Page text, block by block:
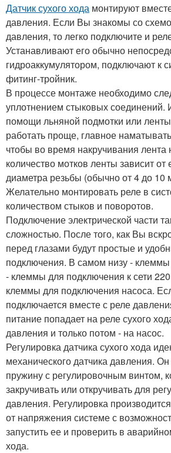
Датчик сухого хода монтируют
давления. Если Вы знакомы со
давления, то легко подключите и
Устанавливают его обычно
гидроаккумулятором, подключают к
фитинг-тройник.
В процессе монтаже необходимо
уплотнением стыковых соединений.
помощи льняной подмотки или
работать проще, главное
чтобы во время накручивания лента
количество мотков ленты зависит
диаметра резьбы (обычно от 4 до 10
Желательно монтировать реле в
количеством стыков и поворотов.
Подключение электрической части
сложностью. После того, как Вы
перед глазами будут простые и
подключения. В самом низу -
- клеммы для подключения к сети
клеммы для подключения насоса.
подключается вместе с реле
питание попадает на реле сухого
давления и только потом - на насос.
Регулировка датчика сухого хода
механического датчика давления.
пружину с регулировочным винтом,
закручивать или откручивать для
давления. Регулировка
от напряжения системе с
запустить ее и проверить в
хода.